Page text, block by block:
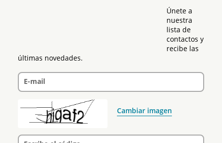
Únete a
nuestra
lista de
contactos y
recibe las
últimas novedades.
E-mail
Cambiar imagen